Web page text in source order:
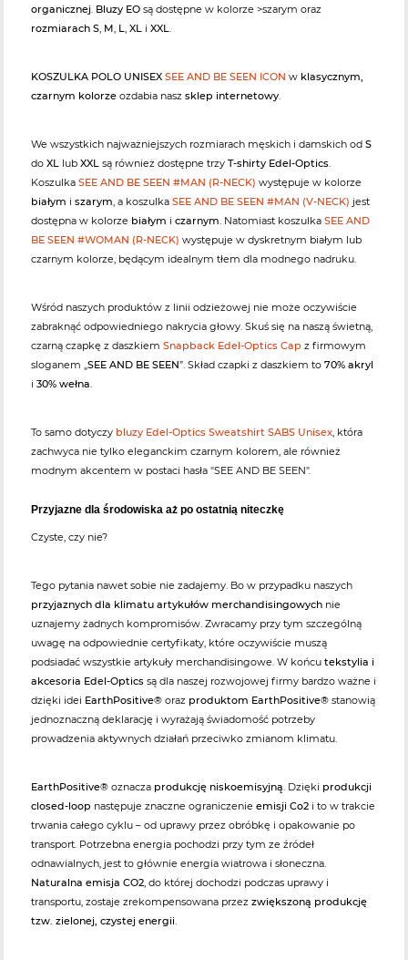
organicznej. Bluzy EO są dostępne w kolorze >szarym oraz
rozmiarach S, M, L, XL i XXL.
KOSZULKA POLO UNISEX SEE AND BE SEEN ICON w klasycznym,
czarnym kolorze ozdabia nasz sklep internetowy.
We wszystkich najważniejszych rozmiarach męskich i damskich od S
do XL lub XXL są również dostępne trzy T-shirty Edel-Optics.
Koszulka SEE AND BE SEEN #MAN (R-NECK) występuje w kolorze
białym i szarym, a koszulka SEE AND BE SEEN #MAN (V-NECK) jest
dostępna w kolorze białym i czarnym. Natomiast koszulka SEE AND
BE SEEN #WOMAN (R-NECK) występuje w dyskretnym białym lub
czarnym kolorze, będącym idealnym tłem dla modnego nadruku.
Wśród naszych produktów z linii odzieżowej nie może oczywiście
zabraknąć odpowiedniego nakrycia głowy. Skuś się na naszą świetną,
czarną czapkę z daszkiem Snapback Edel-Optics Cap z firmowym
sloganem „SEE AND BE SEEN”. Skład czapki z daszkiem to 70% akryl
i 30% wełna.
To samo dotyczy bluzy Edel-Optics Sweatshirt SABS Unisex, która
zachwyca nie tylko eleganckim czarnym kolorem, ale również
modnym akcentem w postaci hasła "SEE AND BE SEEN".
Przyjazne dla środowiska aż po ostatnią niteczkę
Czyste, czy nie?
Tego pytania nawet sobie nie zadajemy. Bo w przypadku naszych
przyjaznych dla klimatu artykułów merchandisingowych nie
uznajemy żadnych kompromisów. Zwracamy przy tym szczególną
uwagę na odpowiednie certyfikaty, które oczywiście muszą
podsiadać wszystkie artykuły merchandisingowe. W końcu tekstylia i
akcesoria Edel-Optics są dla naszej rozwojowej firmy bardzo ważne i
dzięki idei EarthPositive® oraz produktom EarthPositive® stanowią
jednoznaczną deklarację i wyrażają świadomość potrzeby
prowadzenia aktywnych działań przeciwko zmianom klimatu.
EarthPositive® oznacza produkcję niskoemisyjną. Dzięki produkcji
closed-loop następuje znaczne ograniczenie emisji Co2 i to w trakcie
trwania całego cyklu – od uprawy przez obróbkę i opakowanie po
transport. Potrzebna energia pochodzi przy tym ze źródeł
odnawialnych, jest to głównie energia wiatrowa i słoneczna.
Naturalna emisja CO2, do której dochodzi podczas uprawy i
transportu, zostaje zrekompensowana przez zwiększoną produkcję
tzw. zielonej, czystej energii.